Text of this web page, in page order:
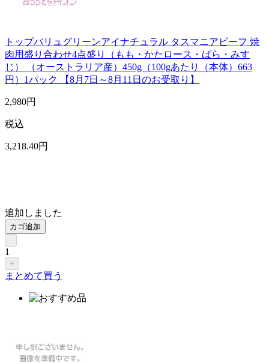
トップバリュグリーンアイナチュラル タスマニアビーフ 焼
肉用盛り合わせ4点盛り（もも・かたロース・ばら・みす
じ） （オーストラリア産）450g（100gあたり（本体）663
円）1パック 【8月7日～8月11日のお受取り】
2,980円
税込
3,218.40円
追加しました
カゴ追加
-
1
+
まとめて買う